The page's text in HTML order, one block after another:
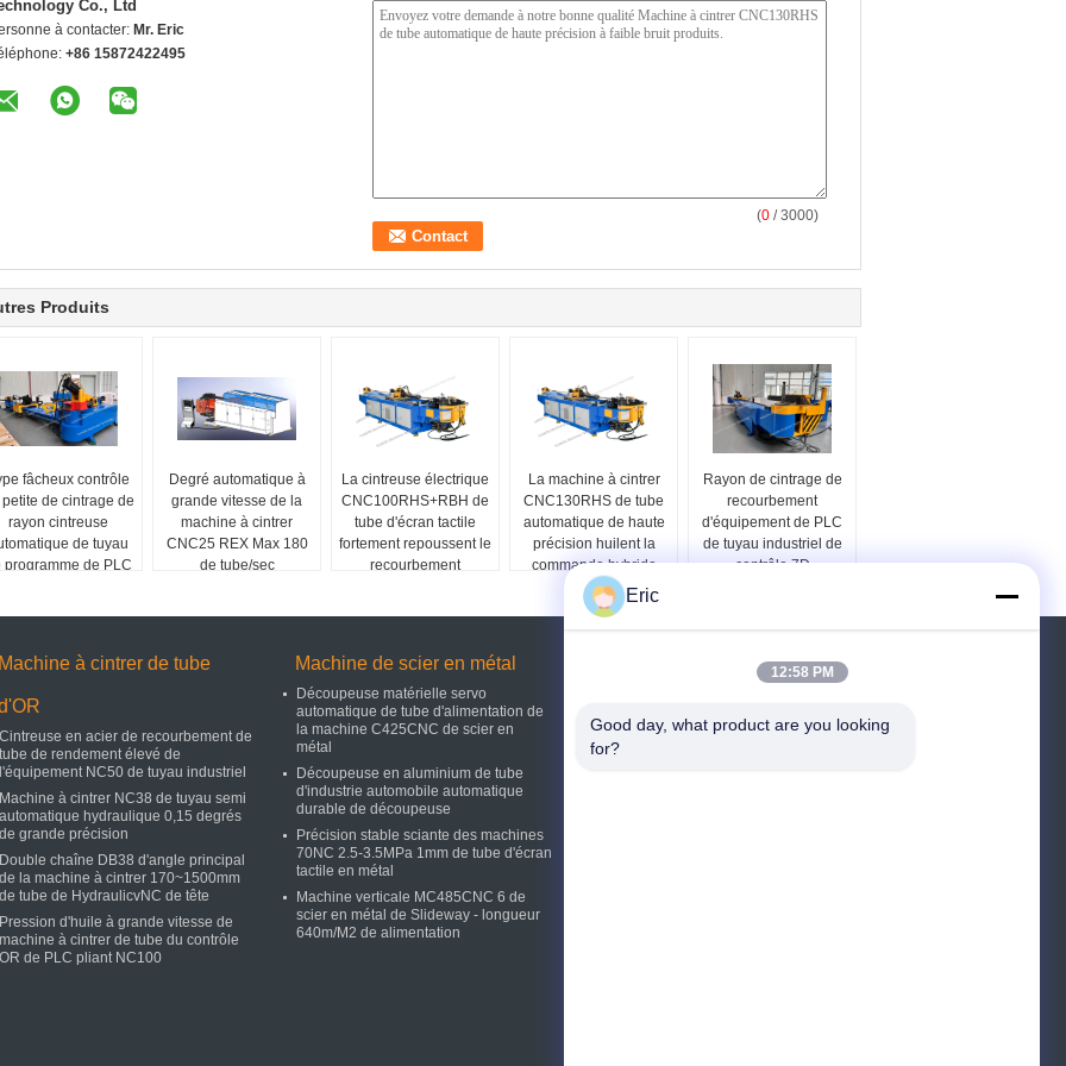
Co., Ltd
à contacter: Mr. Eric
+86 15872422495
(0 / 3000)
Produits
fâcheux contrôle
de cintrage de
rayon cintreuse
de tuyau
programme de PLC
Degré automatique à
grande vitesse de la
machine à cintrer
CNC25 REX Max 180
de tube/sec
La cintreuse électrique
CNC100RHS+RBH de
tube d'écran tactile
fortement repoussent le
recourbement
La machine à cintrer
CNC130RHS de tube
automatique de haute
précision huilent la
commande hybride
électrique
Rayon de cintrage de
recourbement
d'équipement de PLC
de tuyau industriel de
contrôle 7D
Machine à cintrer de tube
Cintreuse en acier de recourbement de
tube de rendement élevé de
l'équipement NC50 de tuyau industriel
Machine à cintrer NC38 de tuyau semi
automatique hydraulique 0,15 degrés
de grande précision
Double chaîne DB38 d'angle principal
de la machine à cintrer 170~1500mm
de tube de HydraulicvNC de tête
Pression d'huile à grande vitesse de
machine à cintrer de tube du contrôle
OR de PLC pliant NC100
Machine de scier en métal
Découpeuse matérielle servo
automatique de tube d'alimentation de
la machine C425CNC de scier en
métal
Découpeuse en aluminium de tube
d'industrie automobile automatique
durable de découpeuse
Précision stable sciante des machines
70NC 2.5-3.5MPa 1mm de tube d'écran
tactile en métal
Machine verticale MC485CNC 6 de
scier en métal de Slideway - longueur
640m/M2 de alimentation
Demande de soumission
Envoyez
Eric
12:58 PM
Good day, what product are you looking
for?